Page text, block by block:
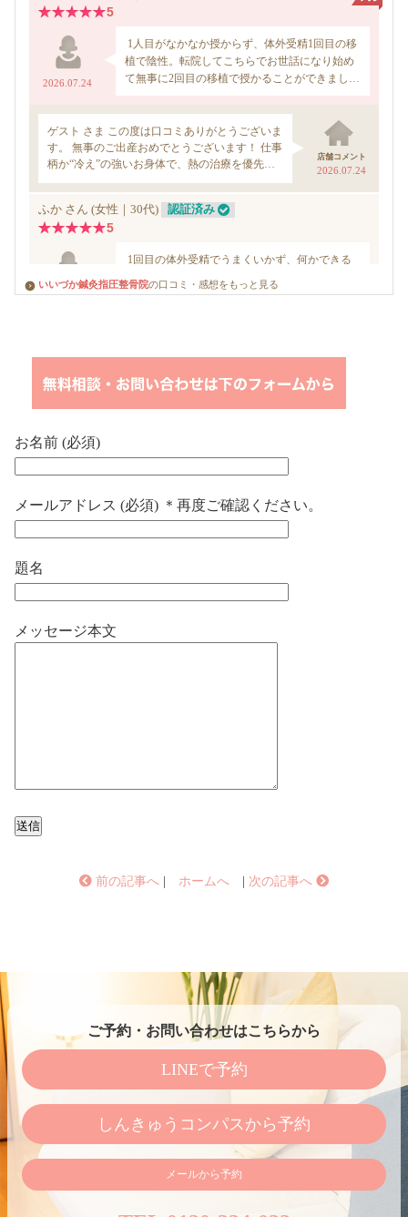
いいづか鍼灸指圧整骨院の口コミ・感想をもっと見る
お名前 (必須)
メールアドレス (必須) ＊再度ご確認ください。
題名
メッセージ本文
前の記事へ ホームへ 次の記事へ
ご予約・お問い合わせはこちらから
LINEで予約
しんきゅうコンパスから予約
メールから予約